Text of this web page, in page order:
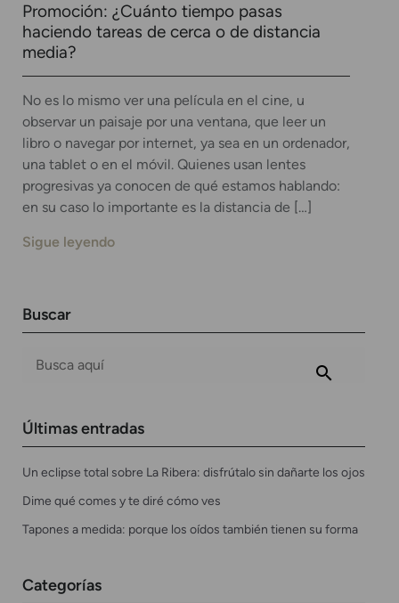
Promoción: ¿Cuánto tiempo pasas
haciendo tareas de cerca o de distancia
media?
No es lo mismo ver una película en el cine, u
observar un paisaje por una ventana, que leer un
libro o navegar por internet, ya sea en un ordenador,
una tablet o en el móvil. Quienes usan lentes
progresivas ya conocen de qué estamos hablando:
en su caso lo importante es la distancia de […]
Sigue leyendo
Buscar
Últimas entradas
Un eclipse total sobre La Ribera: disfrútalo sin dañarte los ojos
Dime qué comes y te diré cómo ves
Tapones a medida: porque los oídos también tienen su forma
Categorías